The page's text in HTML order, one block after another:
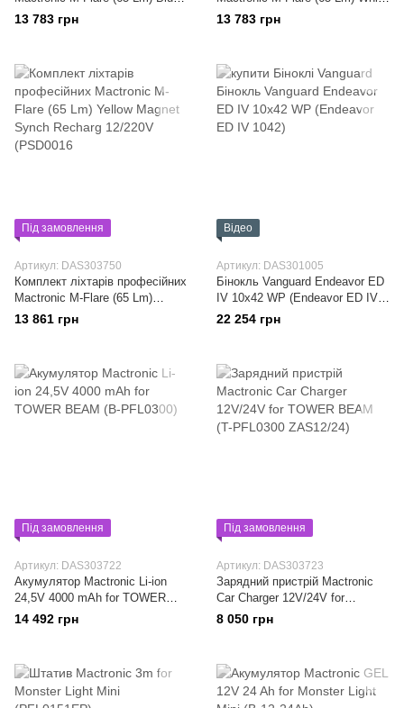
Magnet Synch Recharg 12/220V
(PSD0014)
13 783 грн
Magnet Synch Recharg 12/220V
(PSD0015)
13 783 грн
Під замовлення
Артикул: DAS303750
Комплект ліхтарів професійних
Mactronic M-Flare (65 Lm)
Yellow Magnet Synch Recharg
12/220V (PSD0016
13 861 грн
Відео
Артикул: DAS301005
Бінокль Vanguard Endeavor ED
IV 10x42 WP (Endeavor ED IV
1042)
22 254 грн
Під замовлення
Артикул: DAS303722
Акумулятор Mactronic Li-ion
24,5V 4000 mAh for TOWER
BEAM (B-PFL0300)
14 492 грн
Під замовлення
Артикул: DAS303723
Зарядний пристрій Mactronic
Car Charger 12V/24V for
TOWER BEAM (T-PFL0300
ZAS12/24)
8 050 грн